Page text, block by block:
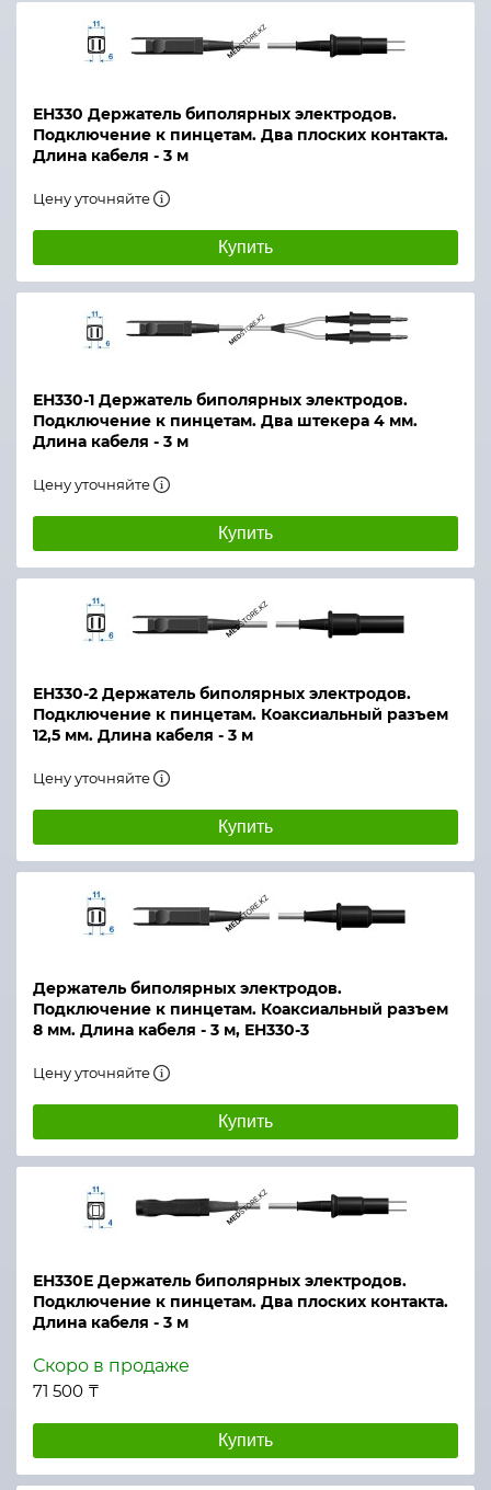
ЕН330 Держатель биполярных электродов.
Подключение к пинцетам. Два плоских контакта.
Длина кабеля - 3 м
Цену уточняйте
Купить
ЕН330-1 Держатель биполярных электродов.
Подключение к пинцетам. Два штекера 4 мм.
Длина кабеля - 3 м
Цену уточняйте
Купить
ЕН330-2 Держатель биполярных электродов.
Подключение к пинцетам. Коаксиальный разъем
12,5 мм. Длина кабеля - 3 м
Цену уточняйте
Купить
Держатель биполярных электродов.
Подключение к пинцетам. Коаксиальный разъем
8 мм. Длина кабеля - 3 м, ЕН330-3
Цену уточняйте
Купить
ЕН330Е Держатель биполярных электродов.
Подключение к пинцетам. Два плоских контакта.
Длина кабеля - 3 м
Скоро в продаже
71 500 ₸
Купить